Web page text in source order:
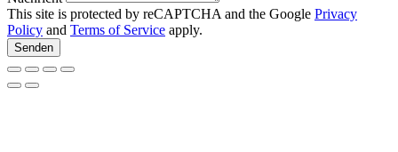
This site is protected by reCAPTCHA and the Google Privacy
Policy and Terms of Service apply.
Senden